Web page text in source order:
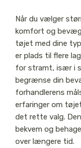
Når du vælger
komfort og
tøjet med dine
er plads til flere
for stramt, især i
begrænse din
forhandlerens
erfaringer om
det rette valg.
bekvem og
over længere tid.